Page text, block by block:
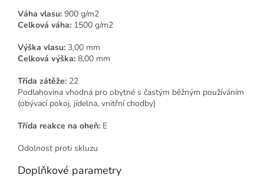
Váha vlasu: 900 g/m2
Celková váha: 1500 g/m2
Výška vlasu: 3,00 mm
Celková výška: 8,00 mm
Třída zátěže: 22
Podlahovina vhodná pro obytné s častým běžným používáním
(obývací pokoj, jídelna, vnitřní chodby)
Třída reakce na oheň: E
Odolnost proti skluzu
Doplňkové parametry